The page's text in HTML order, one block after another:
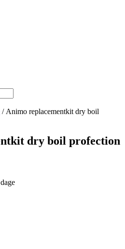
/ Animo replacementkit dry boil
dry boil profection